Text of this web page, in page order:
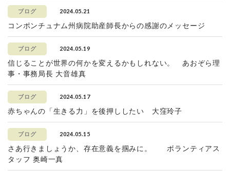
ブログ 2024.05.21
コンポンチュナム州病院助産師長からの感謝のメッセージ
ブログ 2024.05.19
信じることが世界の何かを変えるかもしれない。 あおぞら理
事・事務局長 大音雄真
ブログ 2024.05.17
赤ちゃんの「生きる力」を後押ししたい 大窪玲子
ブログ 2024.05.15
さあ行きましょうか、存在意義を掴みに。 ボランティアス
タッフ 奥崎一真